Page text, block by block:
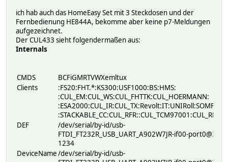
147 1029 147 1176 882 441 147 1176 147 1176 735 441 147
--[RESULTS]--
time: Sat Oct 24 19:23:38 2015
hardware: 433gpio
pulselen: 147
588 294 0 294 0 294 294 0 294 294 294 294 294 294 441
--[RESULTS]--
time: Sat Oct 24 19:23:39 2015
hardware: 433gpio
pulse: 3
rawlen: 50
ich hab auch das HomeEasy Set mit 3 Steckdosen und der
Fernbedienung HE844A, bekomme aber keine p7-Meldungen
aufgezeichnet.
Der CUL433 sieht folgendermaßen aus:
Internals
CMDS
BCFiGMRTVWXemltux
Clients
:FS20:FHT.*:KS300:USF1000:BS:HMS:
:CUL_EM:CUL_WS:CUL_FHTTK:CUL_HOERMANN:
:ESA2000:CUL_IR:CUL_TX:Revolt:IT:UNIRoll:SOMFY:
DEF
/dev/serial/by-id/usb-
FTDI_FT232R_USB_UART_A902W7JR-if00-
1234
DeviceName/dev/serial/by-id/usb-